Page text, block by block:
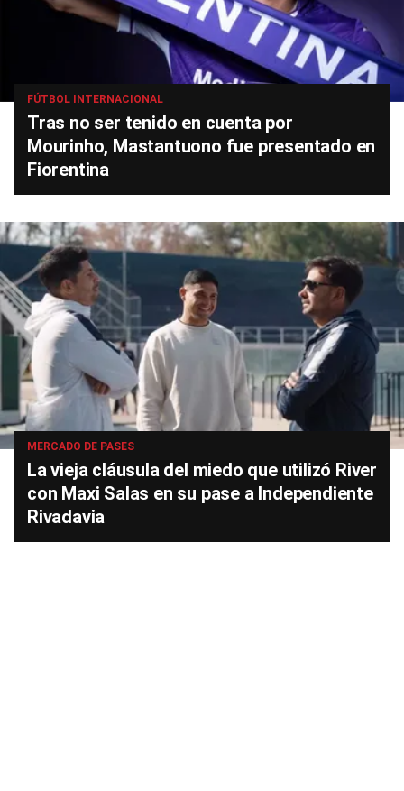
FÚTBOL INTERNACIONAL
Tras no ser tenido en cuenta por
Mourinho, Mastantuono fue presentado en
Fiorentina
MERCADO DE PASES
La vieja cláusula del miedo que utilizó River
con Maxi Salas en su pase a Independiente
Rivadavia